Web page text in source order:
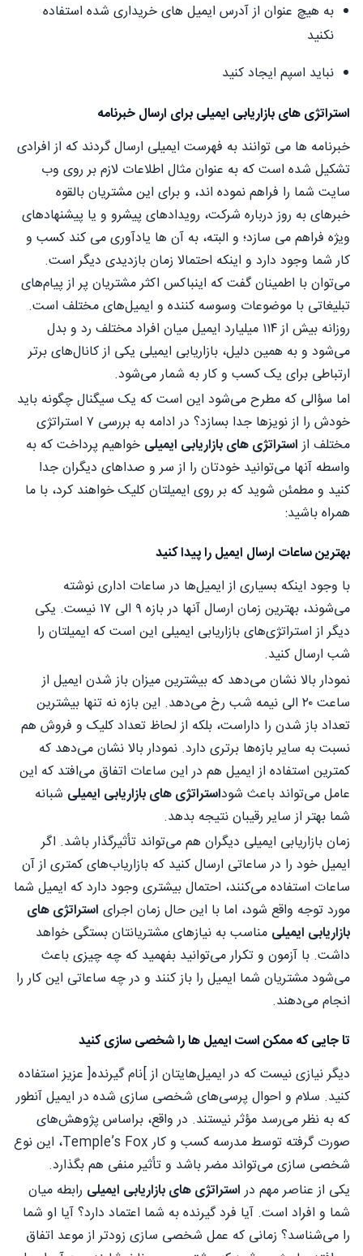
به هیچ عنوان از آدرس ایمیل های خریداری شده استفاده
نکنید
نباید اسپم ایجاد کنید
استراتژی های بازاریابی ایمیلی برای ارسال خبرنامه
خبرنامه ها می توانند به فهرست ایمیلی ارسال گردند که از افرادی
تشکیل شده است که به عنوان مثال اطلاعات لازم بر روی وب
سایت شما را فراهم نموده اند، و برای این مشتریان بالقوه
خبرهای به روز درباره شرکت، رویدادهای پیشرو و یا پیشنهادهای
ویژه فراهم می سازد؛ و البته، به آن­ ها یادآوری می کند کسب و
کار شما وجود دارد و اینکه احتمالا زمان بازدیدی دیگر است.
می‌توان با اطمینان گفت که اینباکس اکثر مشتریان پر از پیام‌های
تبلیغاتی با موضوعات وسوسه کننده و ایمیل‌های مختلف است.
روزانه بیش از ۱۱۴ میلیارد ایمیل میان افراد مختلف رد و بدل
می‌شود و به همین دلیل، بازاریابی ایمیلی یکی از کانال‌های برتر
ارتباطی برای یک کسب و کار به شمار می‌شود.
اما سؤالی که مطرح می‌شود این است که یک سیگنال چگونه باید
خودش را از نویزها جدا بسازد؟ در ادامه به بررسی ۷ استراتژی
مختلف ازاستراتژی های بازاریابی ایمیلی خواهیم پرداخت که به
واسطه آنها می‌توانید خودتان را از سر و صداهای دیگران جدا
کنید و مطمئن شوید که بر روی ایمیل‎تان کلیک خواهند کرد، با ما
همراه باشید:
بهترین ساعات ارسال ایمیل را پیدا کنید
با وجود اینکه بسیاری از ایمیل‌ها در ساعات اداری نوشته
می‌شوند، بهترین زمان ارسال آنها در بازه ۹ الی ۱۷ نیست. یکی
دیگر از استراتژی‌های بازاریابی ایمیلی این است که ایمیل‎تان را
شب ارسال کنید.
نمودار بالا نشان می‌دهد که بیشترین میزان باز شدن ایمیل از
ساعت ۲۰ الی نیمه شب رخ می‌دهد. این بازه نه تنها بیشترین
تعداد باز شدن را داراست، بلکه از لحاظ تعداد کلیک و فروش هم
نسبت به سایر بازه‌ها برتری دارد. نمودار بالا نشان می‌دهد که
کمترین استفاده از ایمیل هم در این ساعات اتفاق می‌افتد که این
عامل می‌تواند باعث شوداستراتژی های بازاریابی ایمیلی شبانه
شما بهتر از سایر رقیبان نتیجه بدهد.
زمان بازاریابی ایمیلی دیگران هم می‌تواند تأثیرگذار باشد. اگر
ایمیل خود را در ساعاتی ارسال کنید که بازاریاب‌های کمتری از آن
ساعات استفاده می‌کنند، احتمال بیشتری وجود دارد که ایمیل شما
مورد توجه واقع شود، اما با این حال زمان اجرای استراتژی های
بازاریابی ایمیلی مناسب به نیازهای مشتریان‏تان بستگی خواهد
داشت. با آزمون و تکرار می‌توانید بفهمید که چه چیزی باعث
می‌شود مشتریان شما ایمیل را باز کنند و در چه ساعاتی این کار را
انجام می‌دهند.
تا جایی که ممکن است ایمیل ها را شخصی سازی کنید
دیگر نیازی نیست که در ایمیل‌های‎تان از ]نام گیرنده[ عزیز استفاده
کنید. سلام و احوال پرسی‌های شخصی سازی شده در ایمیل آنطور
که به نظر می‌رسد مؤثر نیستند. در واقع، براساس پژوهش‌های
صورت گرفته توسط مدرسه کسب و کار Temple’s Fox، این نوع
شخصی سازی می‌تواند مضر باشد و تأثیر منفی هم بگذارد.
یکی از عناصر مهم دراستراتژی های بازاریابی ایمیلی رابطه میان
شما و افراد است. آیا فرد گیرنده به شما اعتماد دارد؟ آیا او شما
را می‌شناسد؟ زمانی که عمل شخصی سازی زودتر از موعد اتفاق